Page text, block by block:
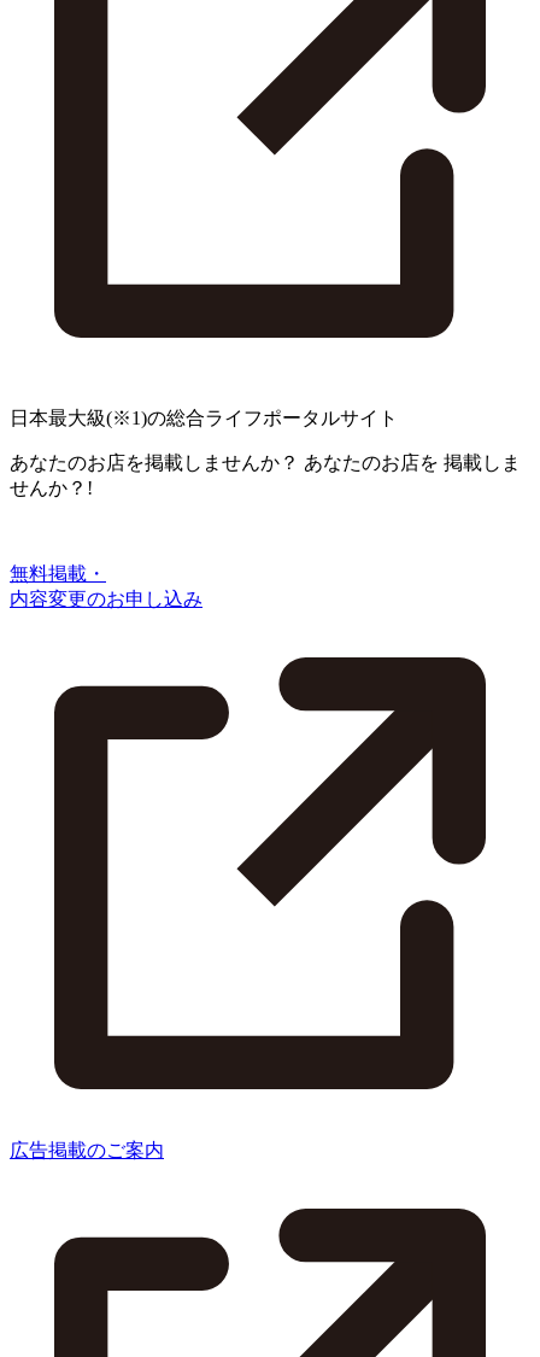
日本最大級(※1)の総合ライフポータルサイト
あなたのお店を掲載しませんか？ あなたのお店を 掲載しま
せんか？!
無料掲載・
内容変更のお申し込み
広告掲載のご案内